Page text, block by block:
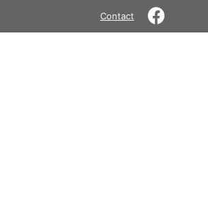
Contact